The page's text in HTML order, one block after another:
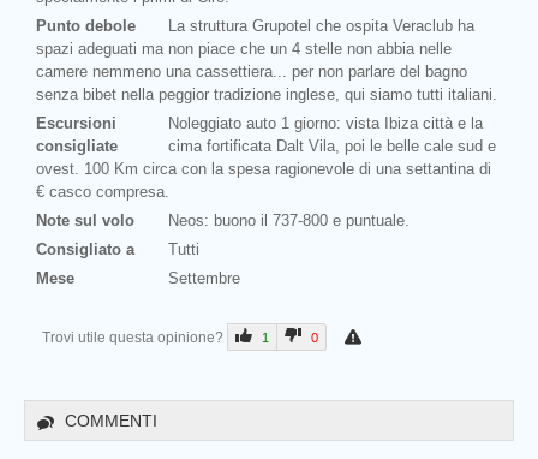
Punto debole
La struttura Grupotel che ospita Veraclub ha
spazi adeguati ma non piace che un 4 stelle non abbia nelle
camere nemmeno una cassettiera... per non parlare del bagno
senza bibet nella peggior tradizione inglese, qui siamo tutti italiani.
Escursioni
consigliate
Noleggiato auto 1 giorno: vista Ibiza città e la
cima fortificata Dalt Vila, poi le belle cale sud e
ovest. 100 Km circa con la spesa ragionevole di una settantina di
€ casco compresa.
Note sul volo
Neos: buono il 737-800 e puntuale.
Consigliato a
Tutti
Mese
Settembre
Trovi utile questa opinione? 1 0
COMMENTI